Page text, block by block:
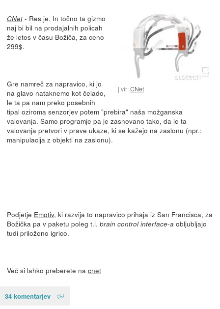
vir:CNet
CNet- Res je. In točno ta gizmo
naj bi bil na prodajalnih policah
že letos v času Božiča, za ceno
299$.
Gre namreč za napravico, ki jo
na glavo nataknemo kot čelado,
le ta pa nam preko posebnih
tipal oziroma senzorjev potem "prebira" naša možganska
valovanja. Samo programje pa je zasnovano tako, da le ta
valovanja pretvori v prave ukaze, ki se kažejo na zaslonu (npr.:
manipulacija z objekti na zaslonu).
Podjetje Emotiv, ki razvija to napravico prihaja iz San Francisca, za
Božička pa v paketu poleg t.i. brain control interface-a obljubljajo
tudi priloženo igrico.
Več si lahko preberete na cnet
34 komentarjev